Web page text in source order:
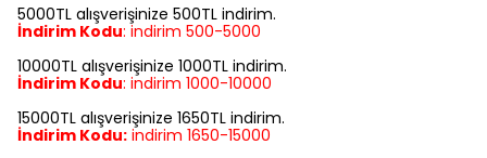
5000TL alışverişinize 500TL indirim.
İndirim Kodu: indirim 500-5000
10000TL alışverişinize 1000TL indirim.
İndirim Kodu: indirim 1000-10000
15000TL alışverişinize 1650TL indirim.
İndirim Kodu: indirim 1650-15000